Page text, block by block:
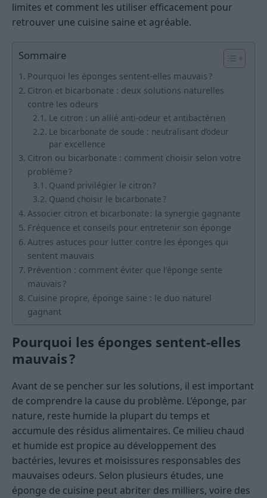
limites et comment les utiliser efficacement pour
retrouver une cuisine saine et agréable.
Sommaire
Pourquoi les éponges sentent-elles mauvais ?
Citron et bicarbonate : deux solutions naturelles
contre les odeurs
Le citron : un allié anti-odeur et antibactérien
Le bicarbonate de soude : neutralisant d’odeur
par excellence
Citron ou bicarbonate : comment choisir selon votre
problème ?
Quand privilégier le citron ?
Quand choisir le bicarbonate ?
Associer citron et bicarbonate : la synergie gagnante
Fréquence et conseils pour entretenir son éponge
Autres astuces pour lutter contre les éponges qui
sentent mauvais
Prévention : comment éviter que l’éponge sente
mauvais ?
Cuisine propre, éponge saine : le duo naturel
gagnant
Pourquoi les éponges sentent-elles
mauvais ?
Avant de se pencher sur les solutions, il est important
de comprendre la cause du problème. L’éponge, par
nature, reste humide la plupart du temps et
accumule des résidus alimentaires. Ce milieu chaud
et humide est propice au développement des
bactéries, levures et moisissures responsables des
mauvaises odeurs. Selon plusieurs études, une
éponge de cuisine peut abriter des milliers, voire des